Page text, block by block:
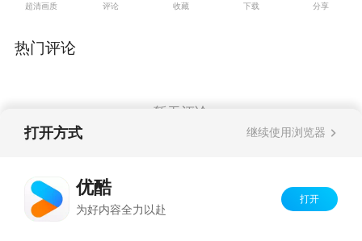
作中，坚持依靠广大人民群众，自觉加强“关键少
超清画质 评论 收藏 下载 分享
热门评论
暂无评论
打开方式 继续使用浏览器
优酷
为好内容全力以赴
打开